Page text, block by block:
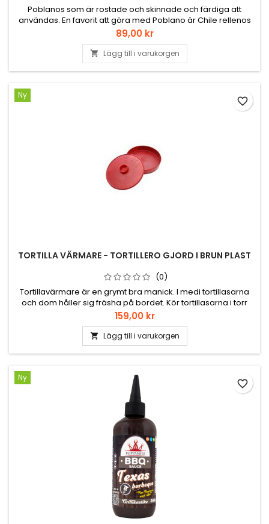
Poblanos som är rostade och skinnade och färdiga att
användas. En favorit att göra med Poblano är Chile rellenos
eller rajas. Brukar även göra Poblanosoppa och Poblanosås
på dom. Googla gärna på Chile Rellenos och bli inspirerade
av bilderna, det vattnas i munnen.
Pris
89,00 kr
 Lägg till i varukorgen
Ny
TORTILLA VÄRMARE - TORTILLERO GJORD I BRUN PLAST
(0)
Tortillavärmare är en grymt bra manick. I medi tortillasarna
och dom håller sig fräsha på bordet. Kör tortillasarna i torr
panna först å sen in i värmaren. Går att handtvätta.
Pris
159,00 kr
 Lägg till i varukorgen
favorite_border
Ny
favorite_border